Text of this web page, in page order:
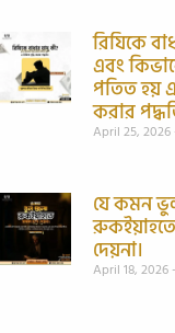
রিযিকে
এবং
পতিত হয়
করার
April 25, 2026
যে কমন
দেয়না।
April 18, 2026